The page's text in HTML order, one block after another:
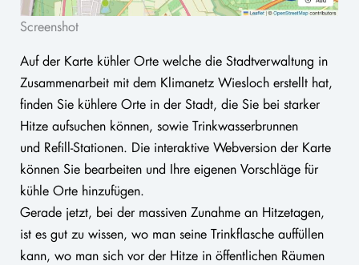
Screenshot
Auf der Karte kühler Orte welche die Stadtverwaltung in
Zusammenarbeit mit dem Klimanetz Wiesloch erstellt hat,
finden Sie kühlere Orte in der Stadt, die Sie bei starker
Hitze aufsuchen können, sowie Trinkwasserbrunnen
und Refill-Stationen. Die interaktive Webversion der Karte
können Sie bearbeiten und Ihre eigenen Vorschläge für
kühle Orte hinzufügen.
Gerade jetzt, bei der massiven Zunahme an Hitzetagen,
ist es gut zu wissen, wo man seine Trinkflasche auffüllen
kann, wo man sich vor der Hitze in öffentlichen Räumen